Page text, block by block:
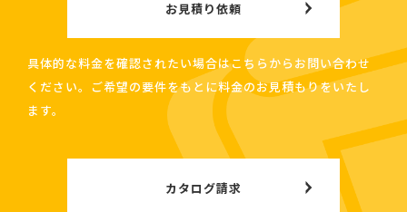
お見積り依頼
具体的な料金を確認されたい場合はこちらからお問い合わせ
ください。ご希望の要件をもとに料金のお見積もりをいたし
ます。
カタログ請求